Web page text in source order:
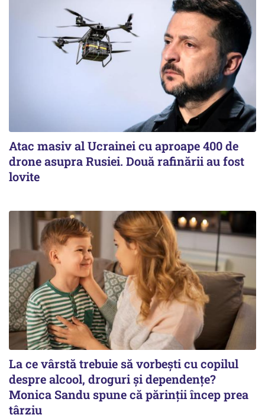
Atac masiv al Ucrainei cu aproape 400 de
drone asupra Rusiei. Două rafinării au fost
lovite
La ce vârstă trebuie să vorbești cu copilul
despre alcool, droguri și dependențe?
Monica Sandu spune că părinții încep prea
târziu